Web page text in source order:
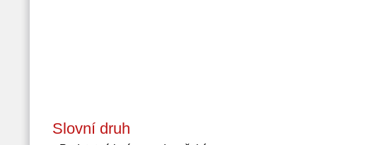
Slovní druh